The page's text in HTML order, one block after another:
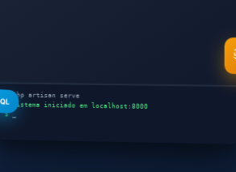
$ php artisan serve
✓ Sistema iniciado em localhost:8000
$ _